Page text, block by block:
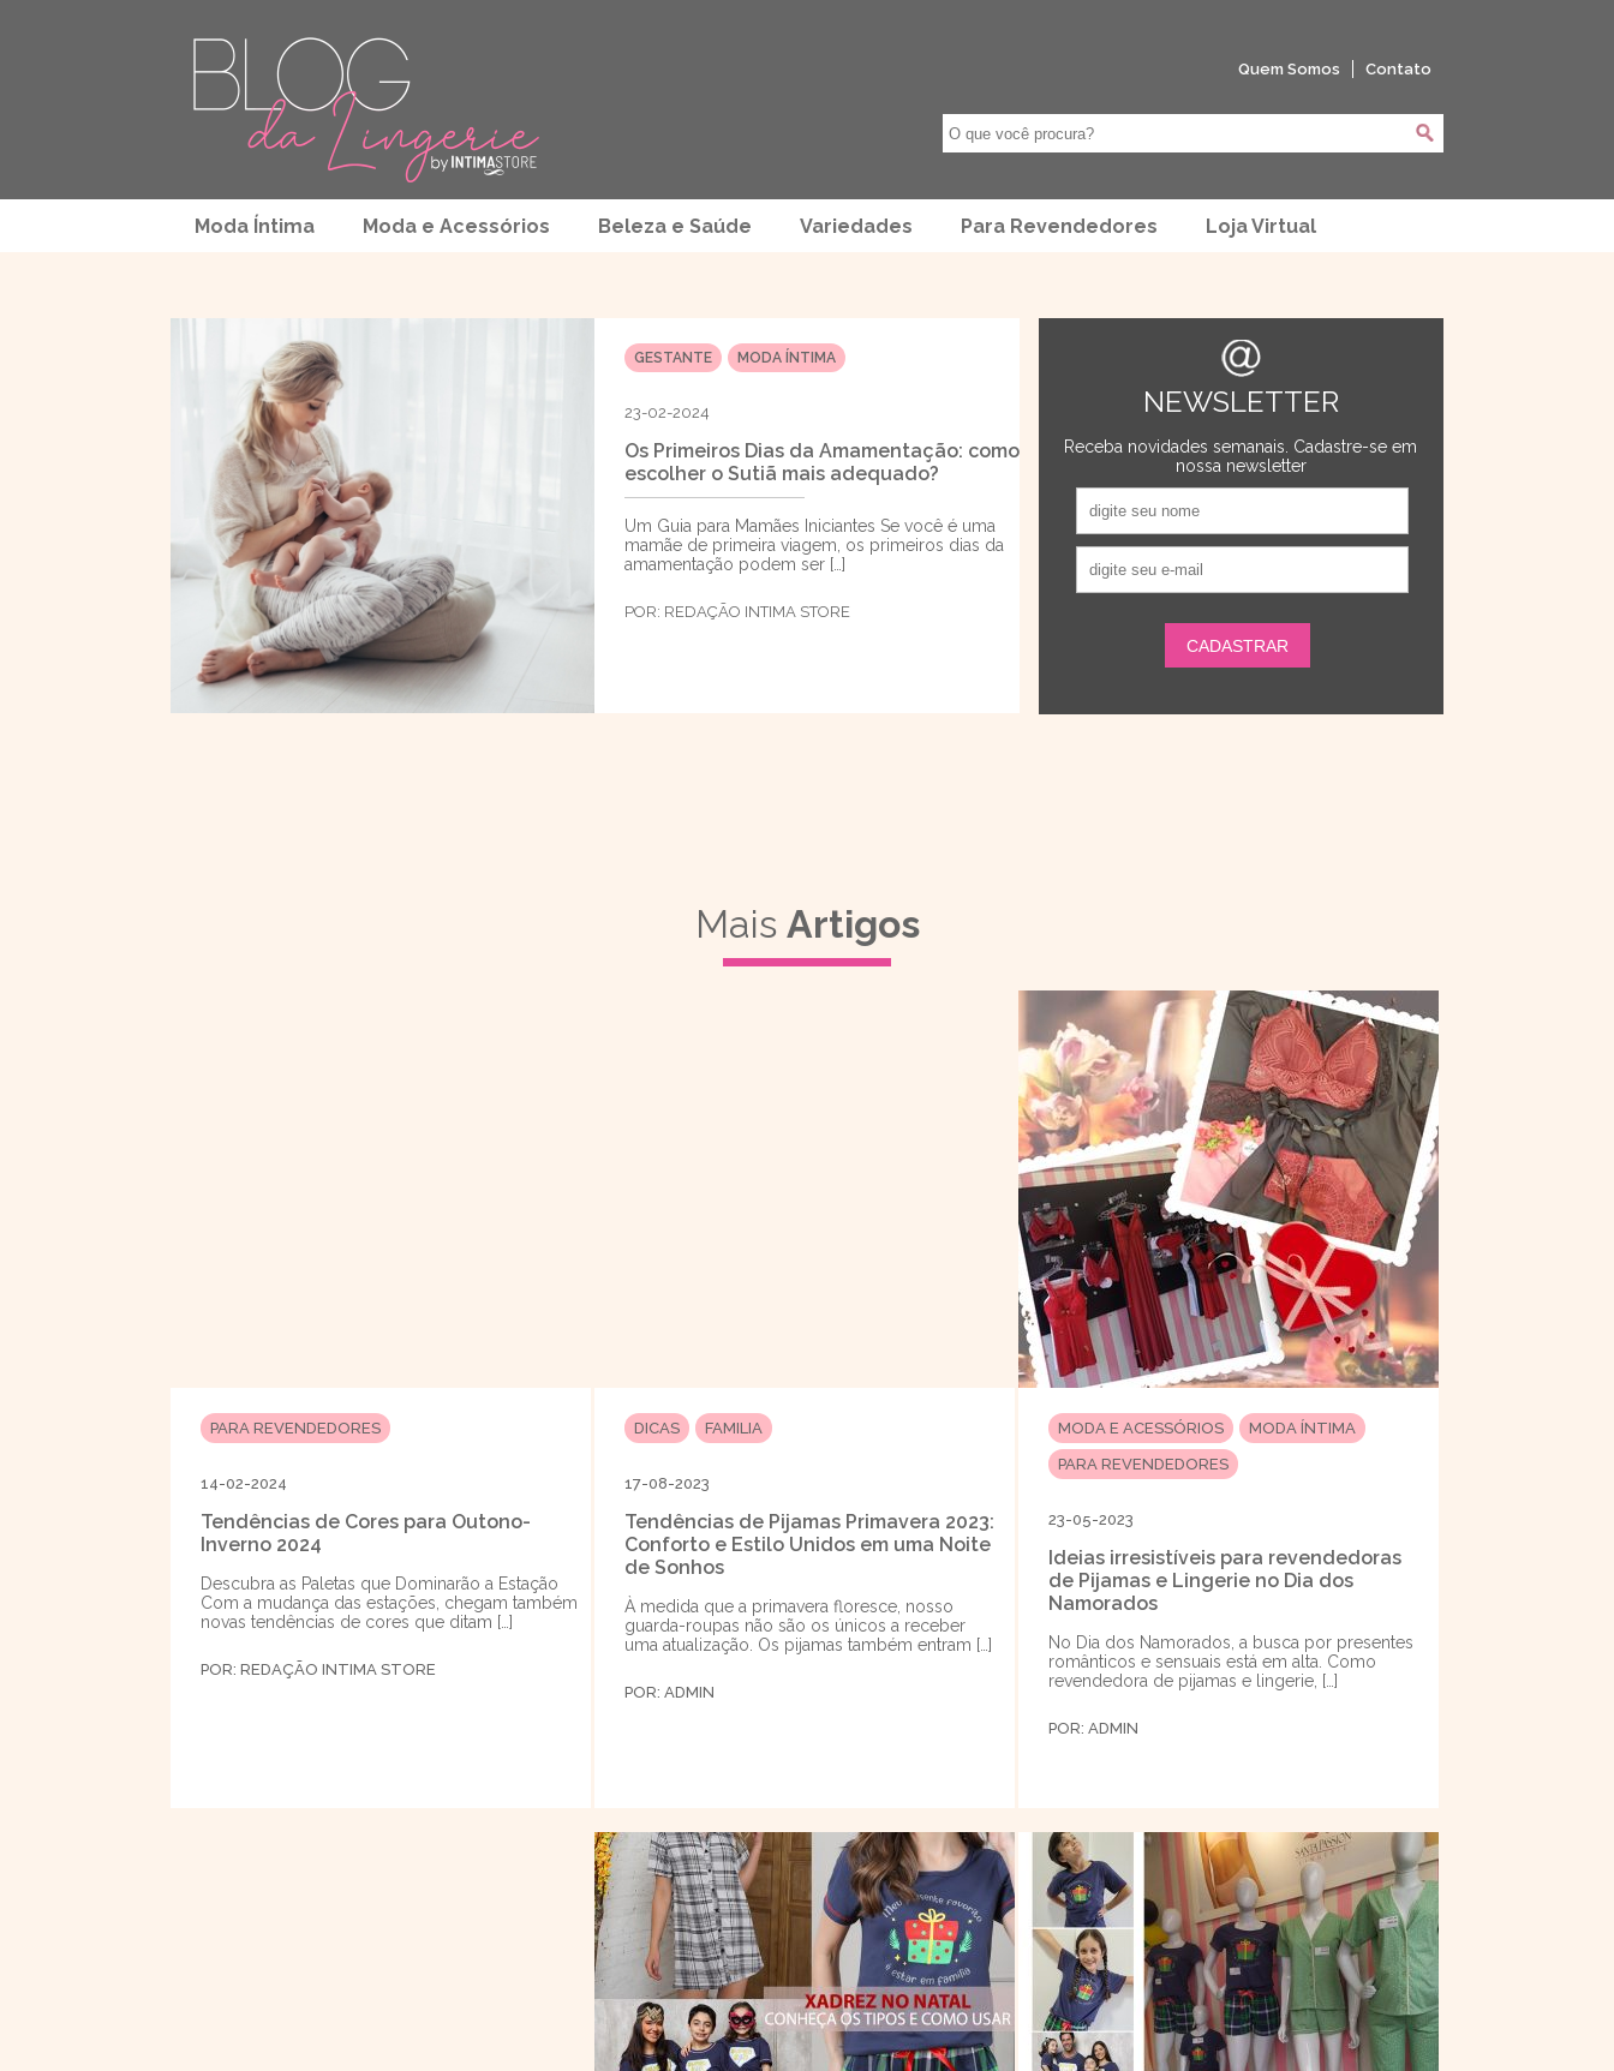
Quem Somos Contato
Moda Íntima Moda e Acessórios Beleza e Saúde Variedades Para Revendedores Loja Virtual
GESTANTE MODA ÍNTIMA
23-02-2024
Os Primeiros Dias da Amamentação: como
escolher o Sutiã mais adequado?
Um Guia para Mamães Iniciantes Se você é uma
mamãe de primeira viagem, os primeiros dias da
amamentação podem ser […]
POR: REDAÇÃO INTIMA STORE
NEWSLETTER
Receba novidades semanais. Cadastre-se em
nossa newsletter
Mais Artigos
PARA REVENDEDORES
14-02-2024
Tendências de Cores para Outono-
Inverno 2024
Descubra as Paletas que Dominarão a Estação
Com a mudança das estações, chegam também
novas tendências de cores que ditam […]
POR: REDAÇÃO INTIMA STORE
DICAS FAMILIA
17-08-2023
Tendências de Pijamas Primavera 2023:
Conforto e Estilo Unidos em uma Noite
de Sonhos
À medida que a primavera floresce, nosso
guarda-roupas não são os únicos a receber
uma atualização. Os pijamas também entram […]
POR: ADMIN
MODA E ACESSÓRIOS
MODA ÍNTIMA
PARA REVENDEDORES
23-05-2023
Ideias irresistíveis para revendedoras
de Pijamas e Lingerie no Dia dos
Namorados
No Dia dos Namorados, a busca por presentes
românticos e sensuais está em alta. Como
revendedora de pijamas e lingerie, […]
POR: ADMIN